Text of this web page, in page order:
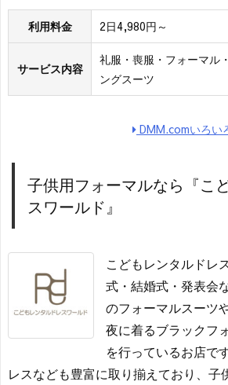
利用料金 2日4,980円～
サービス内容
礼服・喪服・フォーマル
ングスーツ
DMM.comいろい
子供用フォーマルなら『こ
スワールド』
こどもレンタルドレ
式・結婚式・発表会
のフォーマルスーツ
夜に着るブラックフ
を行っているお店で
レスなども豊富に取り揃えており、子